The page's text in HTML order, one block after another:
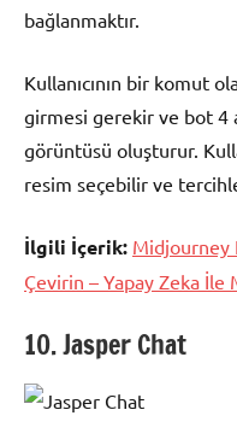
bağlanmaktır.
Kullanıcının bir komut
girmesi gerekir ve bot 4
görüntüsü oluşturur.
resim seçebilir ve
İlgili İçerik: Midjourney
Çevirin – Yapay Zeka
10. Jasper Chat